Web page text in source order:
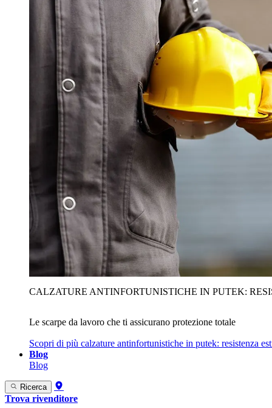
CALZATURE ANTINFORTUNISTICHE IN PUTEK:
Le scarpe da lavoro che ti assicurano protezione totale
Scopri di più calzature antinfortunistiche in putek: resistenza
Blog
Blog
Ricerca
Trova rivenditore